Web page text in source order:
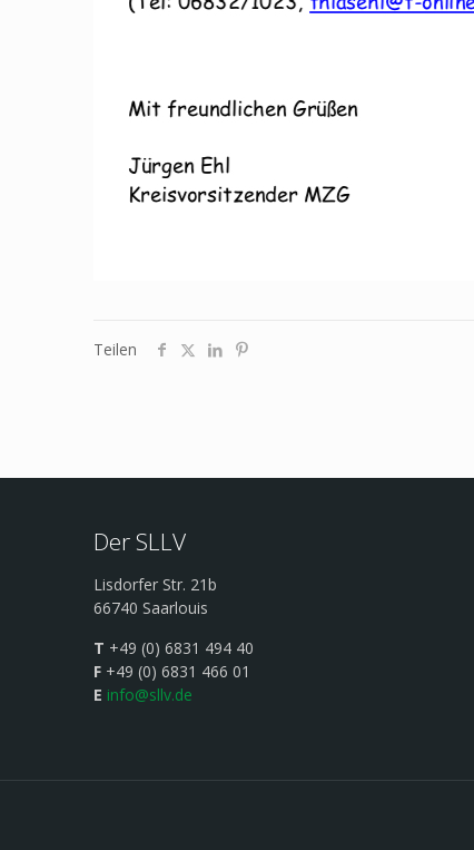
Teilen
Der SLLV
Lisdorfer Str. 21b
66740 Saarlouis
T +49 (0) 6831 494 40
F +49 (0) 6831 466 01
E info@sllv.de